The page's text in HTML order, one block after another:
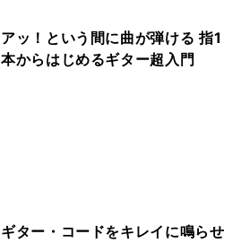
アッ！という間に曲が弾ける 指1
本からはじめるギター超入門
ギター・コードをキレイに鳴らせ